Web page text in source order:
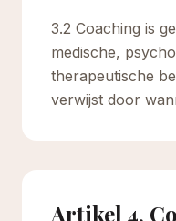
3.2 Coaching is
medische,
therapeutische
verwijst door
Artikel 4.